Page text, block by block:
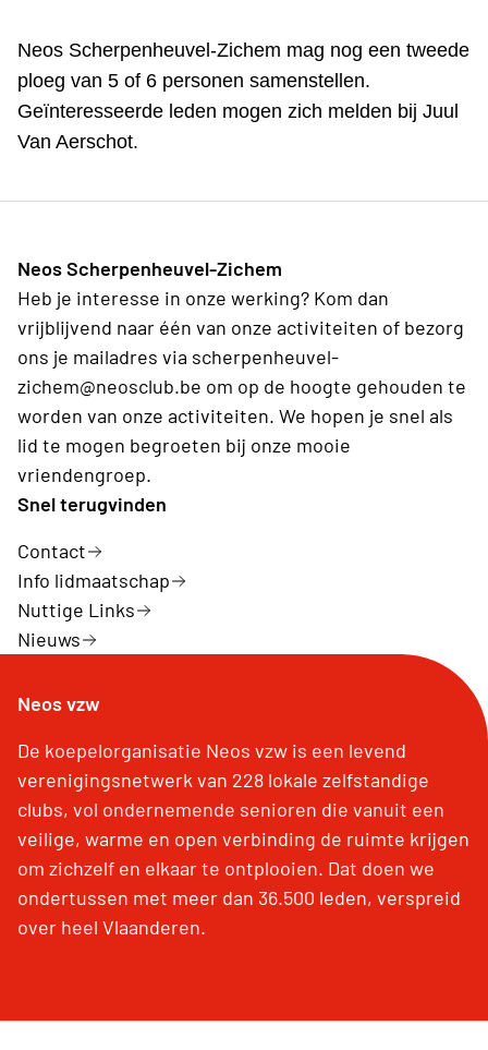
Neos Scherpenheuvel-Zichem mag nog een tweede
ploeg van 5 of 6 personen samenstellen.
Geïnteresseerde leden mogen zich melden bij Juul
Van Aerschot.
Neos Scherpenheuvel-Zichem
Heb je interesse in onze werking? Kom dan
vrijblijvend naar één van onze activiteiten of bezorg
ons je mailadres via scherpenheuvel-
zichem@neosclub.be om op de hoogte gehouden te
worden van onze activiteiten. We hopen je snel als
lid te mogen begroeten bij onze mooie
vriendengroep.
Snel terugvinden
Contact
Info lidmaatschap
Nuttige Links
Nieuws
Neos vzw
De koepelorganisatie Neos vzw is een levend
verenigingsnetwerk van 228 lokale zelfstandige
clubs, vol ondernemende senioren die vanuit een
veilige, warme en open verbinding de ruimte krijgen
om zichzelf en elkaar te ontplooien. Dat doen we
ondertussen met meer dan 36.500 leden, verspreid
over heel Vlaanderen.